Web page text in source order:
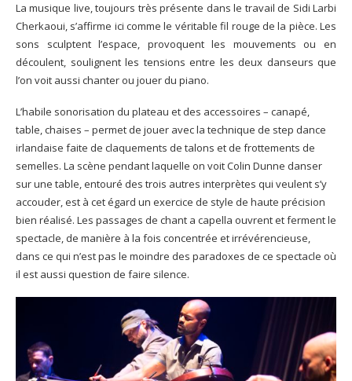
La musique live, toujours très présente dans le travail de Sidi Larbi
Cherkaoui, s’affirme ici comme le véritable fil rouge de la pièce. Les
sons sculptent l’espace, provoquent les mouvements ou en
découlent, soulignent les tensions entre les deux danseurs que
l’on voit aussi chanter ou jouer du piano.
L’habile sonorisation du plateau et des accessoires – canapé,
table, chaises – permet de jouer avec la technique de step dance
irlandaise faite de claquements de talons et de frottements de
semelles. La scène pendant laquelle on voit Colin Dunne danser
sur une table, entouré des trois autres interprètes qui veulent s’y
accouder, est à cet égard un exercice de style de haute précision
bien réalisé. Les passages de chant a capella ouvrent et ferment le
spectacle, de manière à la fois concentrée et irrévérencieuse,
dans ce qui n’est pas le moindre des paradoxes de ce spectacle où
il est aussi question de faire silence.